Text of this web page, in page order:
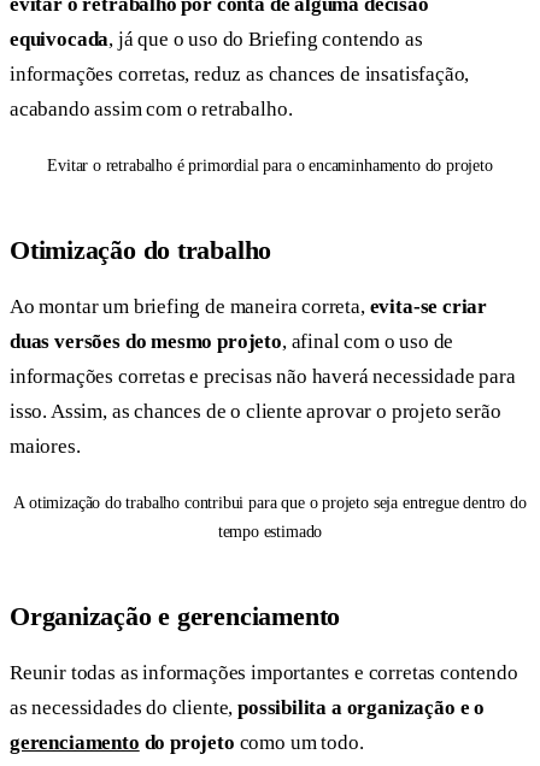
equivocada, já que o uso do Briefing contendo as
informações corretas, reduz as chances de insatisfação,
acabando assim com o retrabalho.
Evitar o retrabalho é primordial para o encaminhamento do projeto
Otimização do trabalho
Ao montar um briefing de maneira correta, evita-se criar
duas versões do mesmo projeto, afinal com o uso de
informações corretas e precisas não haverá necessidade para
isso. Assim, as chances de o cliente aprovar o projeto serão
maiores.
A otimização do trabalho contribui para que o projeto seja entregue dentro do
tempo estimado
Organização e gerenciamento
Reunir todas as informações importantes e corretas contendo
as necessidades do cliente,possibilita a organização e o
gerenciamento do projeto como um todo.